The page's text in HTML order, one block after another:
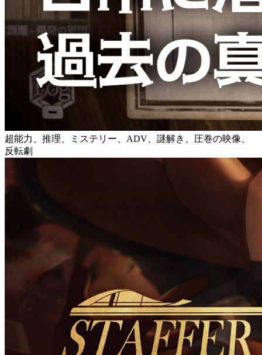
超能力、推理、ミステリー、ADV、謎解き、圧巻の映像、
反転劇